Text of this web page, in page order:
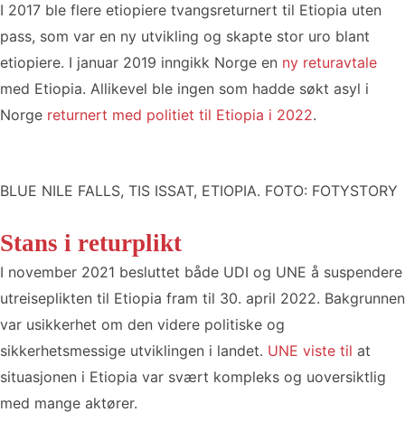
I 2017 ble flere etiopiere tvangsreturnert til Etiopia uten
pass, som var en ny utvikling og skapte stor uro blant
etiopiere. I januar 2019 inngikk Norge en ny returavtale
med Etiopia. Allikevel ble ingen som hadde søkt asyl i
Norge returnert med politiet til Etiopia i 2022.
BLUE NILE FALLS, TIS ISSAT, ETIOPIA. FOTO: FOTYSTORY
Stans i returplikt
I november 2021 besluttet både UDI og UNE å suspendere
utreiseplikten til Etiopia fram til 30. april 2022. Bakgrunnen
var usikkerhet om den videre politiske og
sikkerhetsmessige utviklingen i landet. UNE viste til at
situasjonen i Etiopia var svært kompleks og uoversiktlig
med mange aktører.